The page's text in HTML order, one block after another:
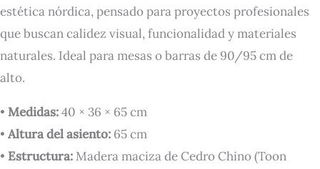
estética nórdica, pensado para proyectos profesionales
que buscan calidez visual, funcionalidad y materiales
naturales. Ideal para mesas o barras de 90/95 cm de
alto.
• Medidas:40 × 36 × 65 cm
• Altura del asiento: 65 cm
• Estructura: Madera maciza de Cedro Chino (Toon